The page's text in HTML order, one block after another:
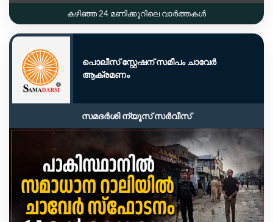
കഴിഞ്ഞ 24 മണിക്കൂറിലെ വാർത്തകൾ
പൊലീസ് സ്റ്റേഷന് സമീപം ചാവേർ
ആക്രമണം
സമദർശി ന്യൂസ് സർവീസ്